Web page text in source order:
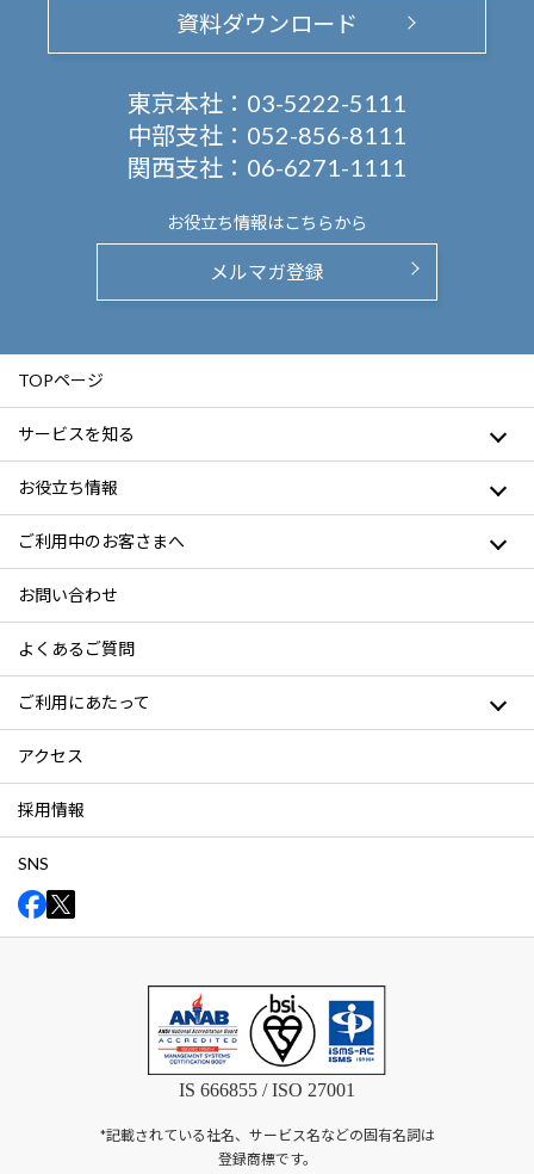
資料ダウンロード
東京本社： 03-5222-5111
中部支社： 052-856-8111
関西支社： 06-6271-1111
お役立ち情報はこちらから
メルマガ登録
TOPページ
サービスを知る
お役立ち情報
ご利用中のお客さまへ
お問い合わせ
よくあるご質問
ご利用にあたって
アクセス
採用情報
SNS
IS 666855 / ISO 27001
*記載されている社名、サービス名などの固有名詞は
登録商標です。